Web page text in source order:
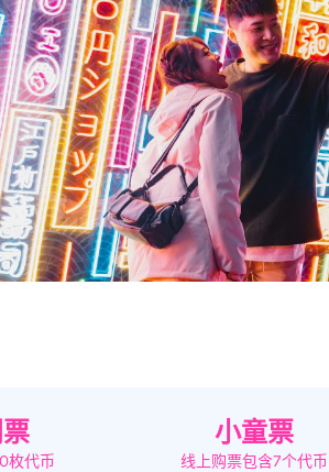
枚代币
小童票
线上购票包含7个代币